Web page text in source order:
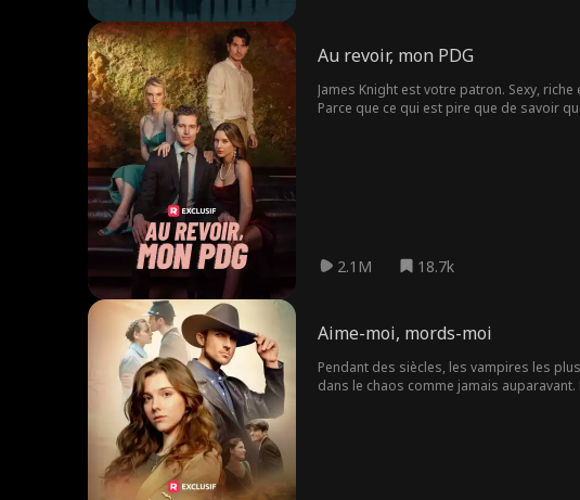
Au revoir, mon PDG
James Knight est votre patron. Sexy,
Parce que ce qui est pire que de savoir
2.1M 18.7k
Aime-moi, mords-moi
Pendant des siècles, les vampires les
dans le chaos comme jamais